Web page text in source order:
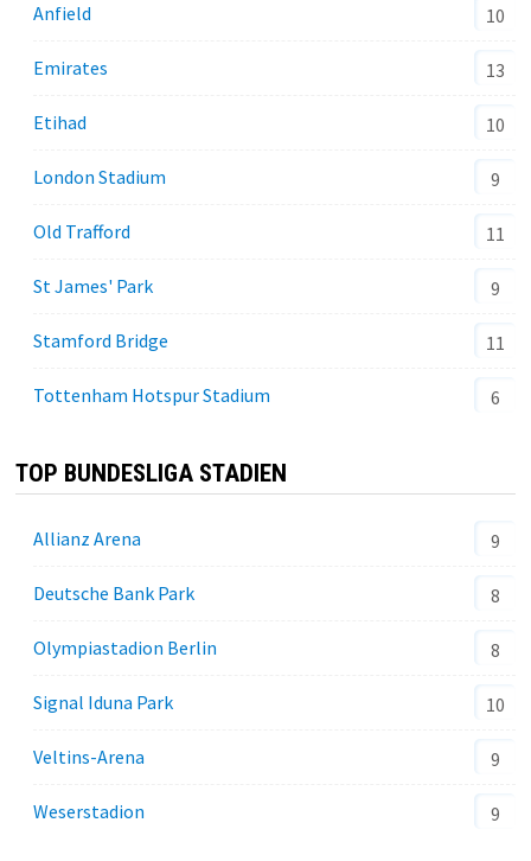
Anfield 10
Emirates 13
Etihad 10
London Stadium 9
Old Trafford 11
St James' Park 9
Stamford Bridge 11
Tottenham Hotspur Stadium 6
TOP BUNDESLIGA STADIEN
Allianz Arena 9
Deutsche Bank Park 8
Olympiastadion Berlin 8
Signal Iduna Park 10
Veltins-Arena 9
Weserstadion 9